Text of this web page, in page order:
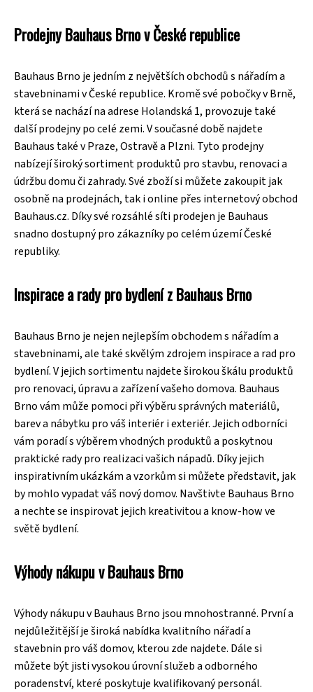
Prodejny Bauhaus Brno v České republice
Bauhaus Brno je jedním z největších obchodů s nářadím a
stavebninami v České republice. Kromě své pobočky v Brně,
která se nachází na adrese Holandská 1, provozuje také
další prodejny po celé zemi. V současné době najdete
Bauhaus také v Praze, Ostravě a Plzni. Tyto prodejny
nabízejí široký sortiment produktů pro stavbu, renovaci a
údržbu domu či zahrady. Své zboží si můžete zakoupit jak
osobně na prodejnách, tak i online přes internetový obchod
Bauhaus.cz. Díky své rozsáhlé síti prodejen je Bauhaus
snadno dostupný pro zákazníky po celém území České
republiky.
Inspirace a rady pro bydlení z Bauhaus Brno
Bauhaus Brno je nejen nejlepším obchodem s nářadím a
stavebninami, ale také skvělým zdrojem inspirace a rad pro
bydlení. V jejich sortimentu najdete širokou škálu produktů
pro renovaci, úpravu a zařízení vašeho domova. Bauhaus
Brno vám může pomoci při výběru správných materiálů,
barev a nábytku pro váš interiér i exteriér. Jejich odborníci
vám poradí s výběrem vhodných produktů a poskytnou
praktické rady pro realizaci vašich nápadů. Díky jejich
inspirativním ukázkám a vzorkům si můžete představit, jak
by mohlo vypadat váš nový domov. Navštivte Bauhaus Brno
a nechte se inspirovat jejich kreativitou a know-how ve
světě bydlení.
Výhody nákupu v Bauhaus Brno
Výhody nákupu v Bauhaus Brno jsou mnohostranné. První a
nejdůležitější je široká nabídka kvalitního nářadí a
stavebnin pro váš domov, kterou zde najdete. Dále si
můžete být jisti vysokou úrovní služeb a odborného
poradenství, které poskytuje kvalifikovaný personál.